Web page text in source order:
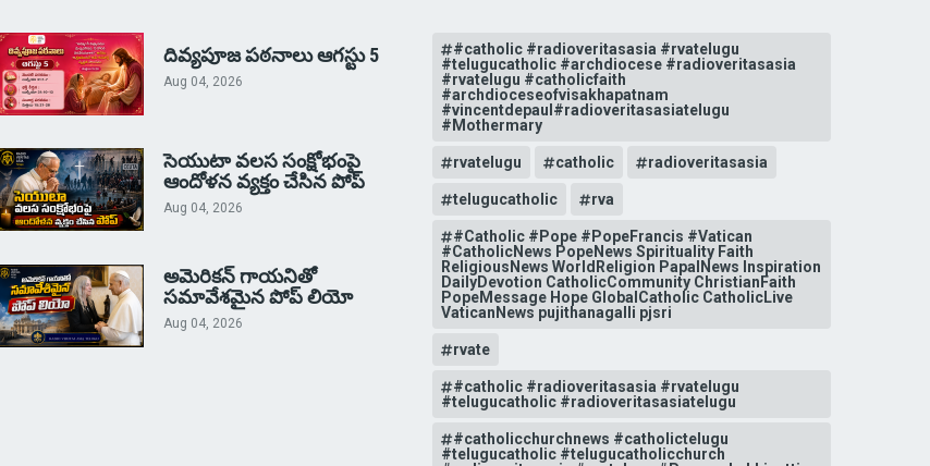
దివ్యపూజ పఠనాలు ఆగస్టు 5
Aug 04, 2026
సెయుటా వలస సంక్షోభంపై
ఆందోళన వ్యక్తం చేసిన పోప్
Aug 04, 2026
అమెరికన్ గాయనితో
సమావేశమైన పోప్ లియో
Aug 04, 2026
#catholic #radioveritasasia #rvatelugu
#telugucatholic #archdiocese #radioveritasasia
#rvatelugu #catholicfaith
#archdioceseofvisakhapatnam
#vincentdepaul#radioveritasasiatelugu
#Mothermary
rvatelugu catholic radioveritasasia
telugucatholic rva
#Catholic #Pope #PopeFrancis #Vatican
#CatholicNews PopeNews Spirituality Faith
ReligiousNews WorldReligion PapalNews Inspiration
DailyDevotion CatholicCommunity ChristianFaith
PopeMessage Hope GlobalCatholic CatholicLive
VaticanNews pujithanagalli pjsri
rvate
#catholic #radioveritasasia #rvatelugu
#telugucatholic #radioveritasasiatelugu
#catholicchurchnews #catholictelugu
#telugucatholic #telugucatholicchurch